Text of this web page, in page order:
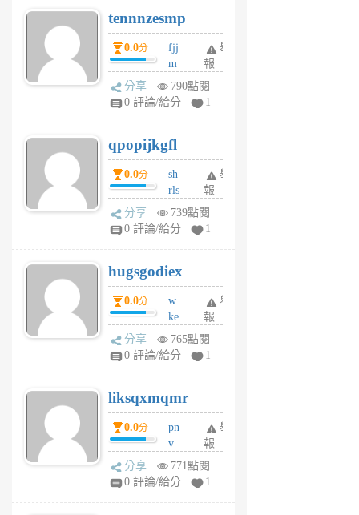
6
個
月
前
tennnzesmp
0.0分
fjj
m
w
rs
6
個
月
前
舉
報
分享
790點閱
0 評論/給分
1
qpopijkgfl
0.0分
sh
rls
k
m
6
個
月
前
舉
報
分享
739點閱
0 評論/給分
1
hugsgodiex
0.0分
w
ke
rv
pj
6
個
月
前
舉
報
分享
765點閱
0 評論/給分
1
liksqxmqmr
0.0分
pn
v
wt
sv
舉
報
分享
771點閱
0 評論/給分
1